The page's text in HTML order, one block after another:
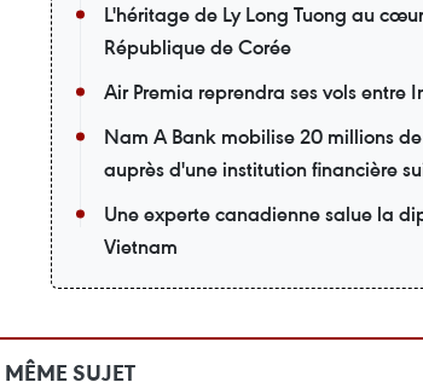
L'héritage de Ly Long Tuong au
République de Corée
Air Premia reprendra ses vols entre
Nam A Bank mobilise 20 millions
auprès d'une institution financière
Une experte canadienne salue la
Vietnam
MÊME SUJET